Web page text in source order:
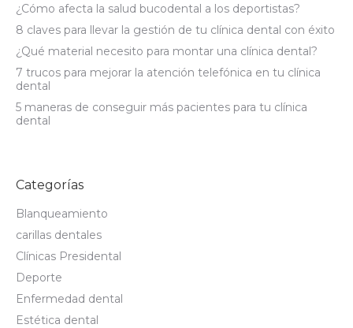
¿Cómo afecta la salud bucodental a los deportistas?
8 claves para llevar la gestión de tu clínica dental con éxito
¿Qué material necesito para montar una clínica dental?
7 trucos para mejorar la atención telefónica en tu clínica
dental
5 maneras de conseguir más pacientes para tu clínica
dental
Categorías
Blanqueamiento
carillas dentales
Clínicas Presidental
Deporte
Enfermedad dental
Estética dental